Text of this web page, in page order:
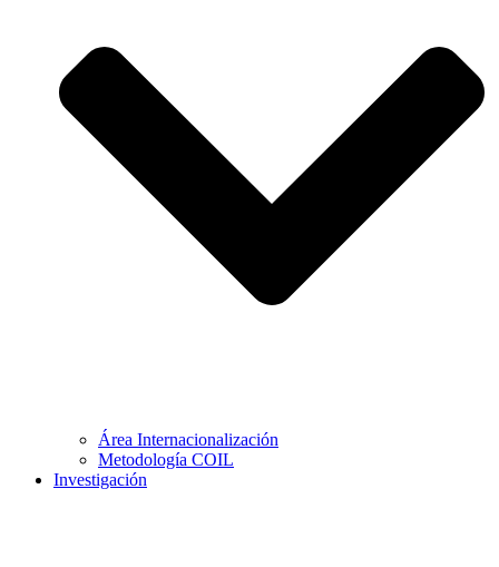
Área Internacionalización
Metodología COIL
Investigación